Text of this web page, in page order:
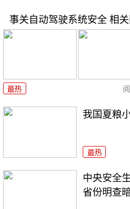
事关自动驾驶系统安全 相
最热
我国夏粮
最热
中央安全
省份明查